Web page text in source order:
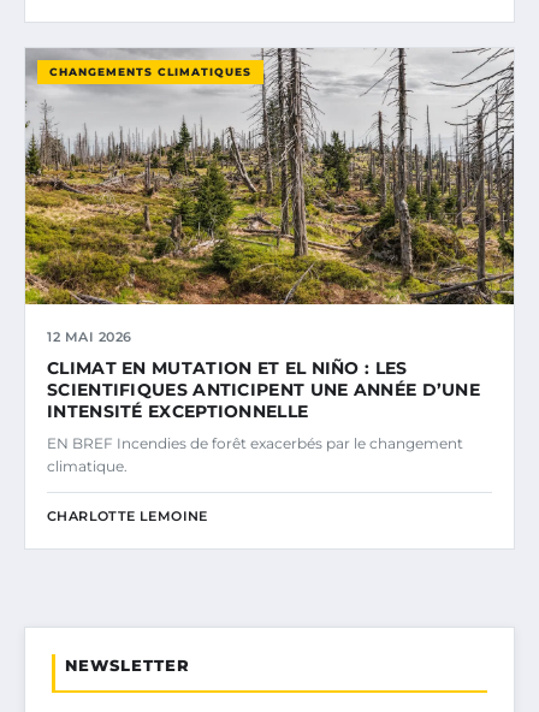
CHANGEMENTS CLIMATIQUES
12 MAI 2026
CLIMAT EN MUTATION ET EL NIÑO : LES
SCIENTIFIQUES ANTICIPENT UNE ANNÉE D’UNE
INTENSITÉ EXCEPTIONNELLE
EN BREF Incendies de forêt exacerbés par le changement
climatique.
CHARLOTTE LEMOINE
NEWSLETTER